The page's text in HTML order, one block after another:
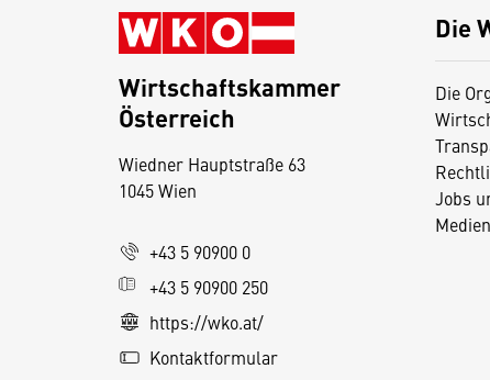
Die
Die
Jobs
Wirtschaftskammer
Österreich
Wiedner Hauptstraße 63
1045 Wien
+43 5 90900 0
+43 5 90900 250
https://wko.at/
Kontaktformular